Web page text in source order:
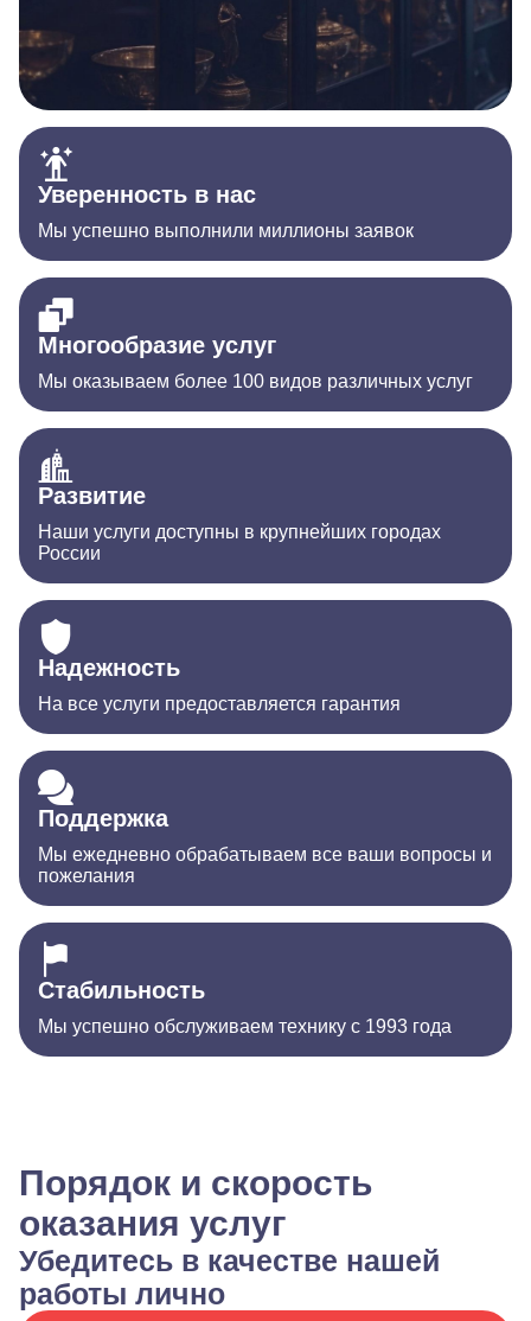
Уверенность в нас
Мы успешно выполнили миллионы заявок
Многообразие услуг
Мы оказываем более 100 видов различных услуг
Развитие
Наши услуги доступны в крупнейших городах
России
Надежность
На все услуги предоставляется гарантия
Поддержка
Мы ежедневно обрабатываем все ваши вопросы и
пожелания
Стабильность
Мы успешно обслуживаем технику с 1993 года
Порядок и скорость
оказания услуг
Убедитесь в качестве нашей
работы лично